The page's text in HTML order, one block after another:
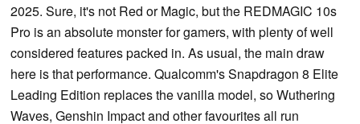
2025. Sure, it's not Red or Magic, but the REDMAGIC 10s
Pro is an absolute monster for gamers, with plenty of well
considered features packed in. As usual, the main draw
here is that performance. Qualcomm's Snapdragon 8 Elite
Leading Edition replaces the vanilla model, so Wuthering
Waves, Genshin Impact and other favourites all run